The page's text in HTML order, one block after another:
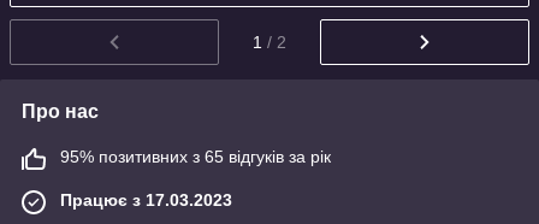
1 / 2
Про нас
95% позитивних з 65 відгуків за рік
Працює з 17.03.2023